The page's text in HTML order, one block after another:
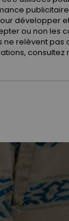
développer
ou non les
relèvent
consultez